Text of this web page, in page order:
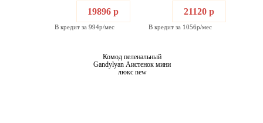
19896 р
В кредит за 994р/мес
21120 р
В кредит за 1056р/мес
Комод пеленальный
Gandylyan Аистенок мини
люкс new